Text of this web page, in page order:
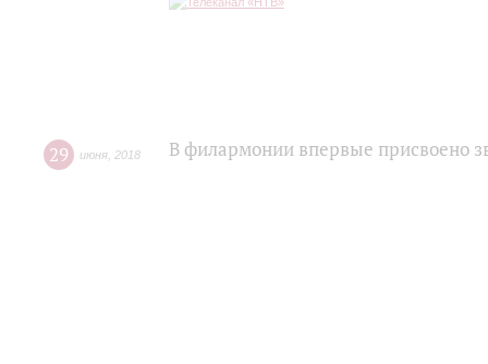
29 июня 2018 В филармонии впервые присвоено